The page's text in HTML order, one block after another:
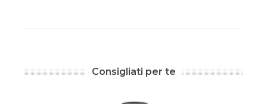
Consigliati per te